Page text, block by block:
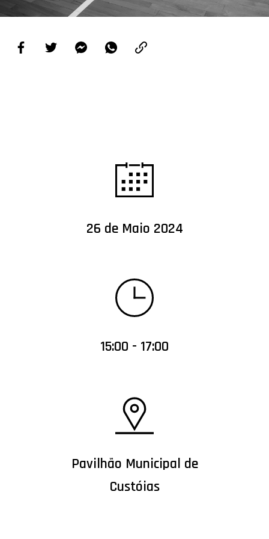
PROJETOS
LIGA BETCLIC MASCULINA
26 de Maio 2024
15:00 - 17:00
Pavilhão Municipal de
Custóias